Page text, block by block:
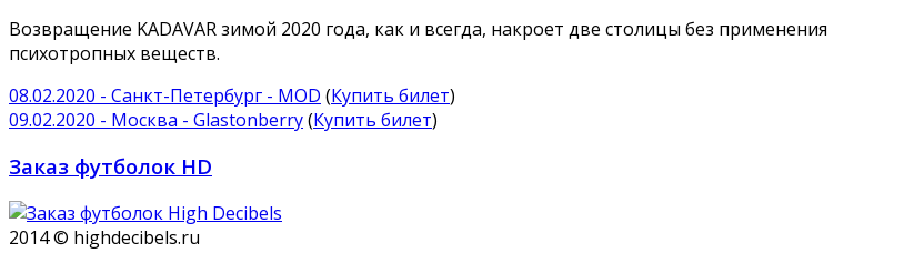
Возвращение KADAVAR зимой 2020 года, как и всегда, накроет две столицы без применения
психотропных веществ.
08.02.2020 - Санкт-Петербург - MOD (Купить билет)
09.02.2020 - Москва - Glastonberry(Купить билет)
Заказ футболок HD
2014 © highdecibels.ru